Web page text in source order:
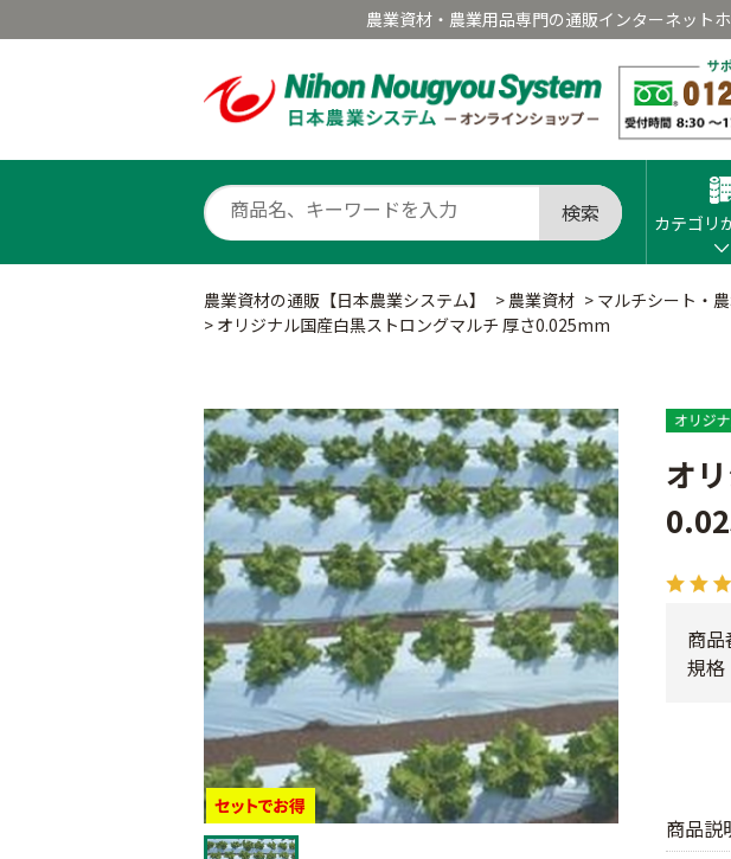
農業資材・農業用品専門の通販インターネット
検索 カテゴリ
農業資材の通販【日本農業システム】 > 農業資材 > マルチシート・
> オリジナル国産白黒ストロングマルチ 厚さ0.025mm
オ
商品説
商
規格